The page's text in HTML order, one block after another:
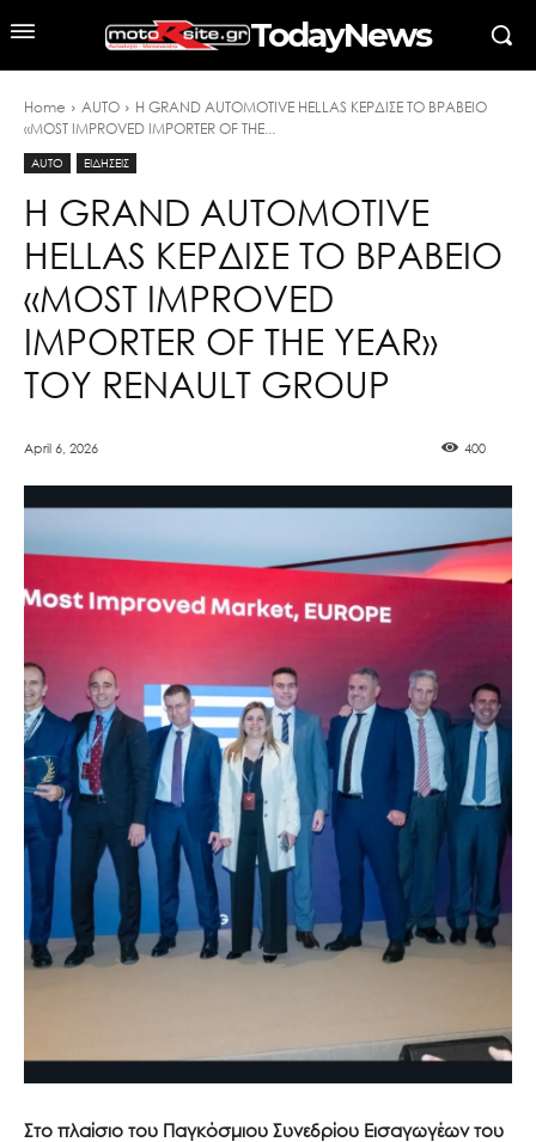
TodayNews
Home AUTO
Η GRAND AUTOMOTIVE HELLAS ΚΕΡΔΙΣΕ ΤΟ ΒΡΑΒΕΙΟ
«MOST IMPROVED IMPORTER OF THE...
AUTO ΕΙΔΗΣΕΙΣ
Η GRAND AUTOMOTIVE
HELLAS ΚΕΡΔΙΣΕ ΤΟ ΒΡΑΒΕΙΟ
«MOST IMPROVED
IMPORTER OF THE YEAR»
ΤΟΥ RENAULT GROUP
April 6, 2026 400
Στο πλαίσιο του Παγκόσμιου Συνεδρίου Εισαγωγέων του